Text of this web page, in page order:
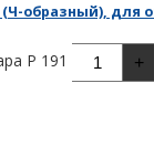
образный), для
P 191 +